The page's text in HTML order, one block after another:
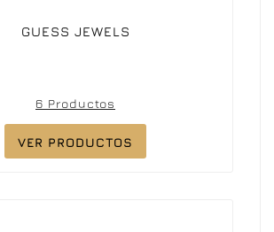
GUESS JEWELS
6 Productos
VER PRODUCTOS